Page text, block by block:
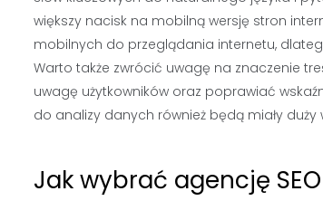
większy nacisk na mobilną wersję stron
mobilnych do przeglądania internetu,
Warto także zwrócić uwagę na znaczenie
uwagę użytkowników oraz poprawiać
do analizy danych również będą miały duży
Jak wybrać agencję